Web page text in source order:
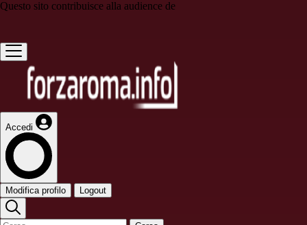
Questo sito contribuisce alla audience de
Accedi
Modifica profilo Logout